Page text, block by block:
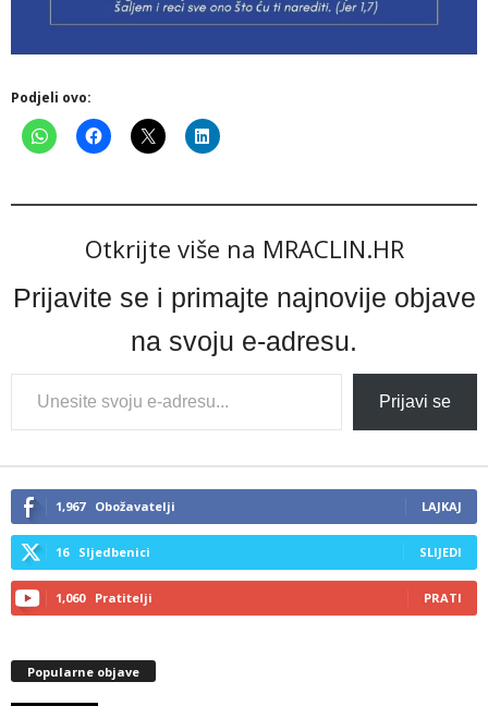
Podjeli ovo:
Otkrijte više na MRACLIN.HR
Prijavite se i primajte najnovije objave
na svoju e-adresu.
Type
your
email…
Prijavi se
1,967 Obožavatelji LAJKAJ
16 Sljedbenici SLIJEDI
1,060 Pratitelji PRATI
Popularne objave